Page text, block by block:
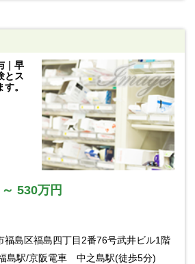
｜早
とス
。
530万円
福島区福島四丁目2番76号武井ビル1階
島駅/京阪電車 中之島駅(徒歩5分)